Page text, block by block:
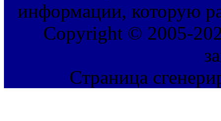
информации, которую
Copyright © 2005-
Страница